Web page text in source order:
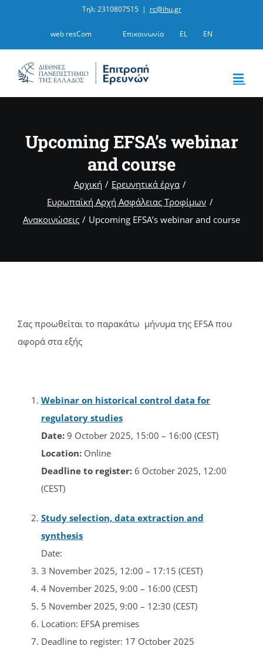
Τηλ: 2310807515 | rc@ihu.gr
web resCom Επικοινωνία EL EN
Upcoming EFSA’s webinar
and course
Αρχική
Ερευνητικά έργα
Ευρωπαϊκή Αρχή Ασφάλειας Τροφίμων
Ανακοινώσεις
Upcoming EFSA’s webinar and course
Σας προωθείται το παρακάτω μήνυμα της EFSA που
αφορά στα εξής
Webinar on historical control data for
regulatory studies
Date: 9 October 2025, 15:00 – 16:00 (CEST)
Location: Online
Deadline to register: 6 October 2025, 12:00
(CEST)
Study selection, data extraction and
synthesis
Date:
3 November 2025, 12:00 – 17:15 (CEST)
4 November 2025, 9:00 – 16:00 (CEST)
5 November 2025, 9:00 – 12:30 (CEST)
Location: EFSA premises
Deadline to register: 17 October 2025